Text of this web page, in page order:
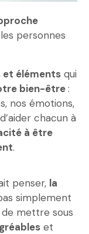
personnes
éléments qui
bien-être:
nos émotions,
chacun à
à être
.
penser, la
simplement
de mettre sous
et